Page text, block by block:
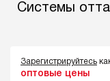
Системы
Зарегистрируйтесь
оптовые цены